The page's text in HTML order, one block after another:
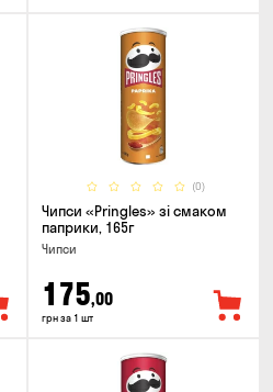
(0)
Чипси «Pringles» зі смаком
паприки, 165г
Чипси
175,00
грн за 1 шт